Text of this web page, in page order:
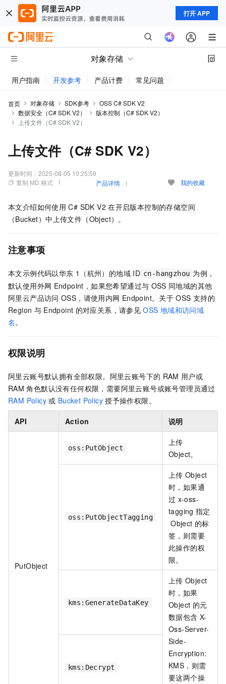
打开 APP
对象存储
用户指南 开发参考 产品计费 常见问题
首页 对象存储 SDK参考
OSS C# SDK V2
数据安全（C# SDK V2）
版本控制（C# SDK V2）
上传文件（C# SDK V2）
上传文件（C# SDK V2）
更新时间： 2025-08-05 10:25:59
复制 MD 格式
产品详情 我的收藏
本文介绍如何使用 C# SDK V2 在开启版本控制的存储空间
（Bucket）中上传文件（Object）。
注意事项
本文示例代码以华东 1（杭州）的地域 ID cn-hangzhou 为例，
默认使用外网 Endpoint，如果您希望通过与 OSS 同地域的其他
阿里云产品访问 OSS，请使用内网 Endpoint。关于 OSS 支持的
Region 与 Endpoint 的对应关系，请参见 OSS 地域和访问域
名。
权限说明
阿里云账号默认拥有全部权限。阿里云账号下的 RAM 用户或
RAM 角色默认没有任何权限，需要阿里云账号或账号管理员通过
RAM Policy 或 Bucket Policy 授予操作权限。
API Action 说明
PutObject
oss:PutObject
上传
Object。
oss:PutObjectTagging
上传 Object
时，如果通
过 x-oss-
tagging 指定
Object 的标
签，则需要
此操作的权
限。
kms:GenerateDataKey
上传 Object
时，如果
Object 的元
数据包含 X-
Oss-Server-
Side-
Encryption:
KMS，则需
要这两个操
kms:Decrypt